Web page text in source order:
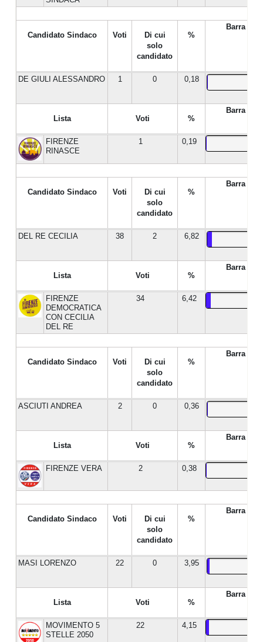
Candidato Sindaco Voti
Di cui
solo
candidato
%
Barra %
DE GIULI ALESSANDRO 1 0 0,18
Lista Voti %
Barra %
FIRENZE
RINASCE
1 0,19
Candidato Sindaco Voti
Di cui
solo
candidato
%
Barra %
DEL RE CECILIA 38 2 6,82
Lista Voti %
Barra %
FIRENZE
DEMOCRATICA
CON CECILIA
DEL RE
34 6,42
Candidato Sindaco Voti
Di cui
solo
candidato
%
Barra %
ASCIUTI ANDREA 2 0 0,36
Lista Voti %
Barra %
FIRENZE VERA 2 0,38
Candidato Sindaco Voti
Di cui
solo
candidato
%
Barra %
MASI LORENZO 22 0 3,95
Lista Voti %
Barra %
MOVIMENTO 5
STELLE 2050
22 4,15